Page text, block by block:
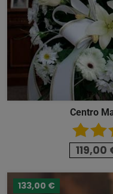
Centro
119,00
133,00 €